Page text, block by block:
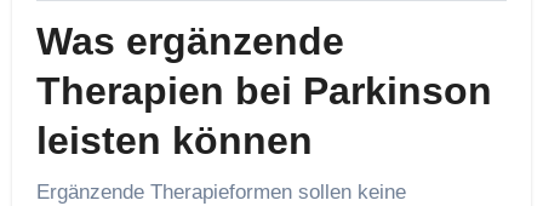
Was ergänzende
Therapien bei Parkinson
leisten können
Ergänzende Therapieformen sollen keine